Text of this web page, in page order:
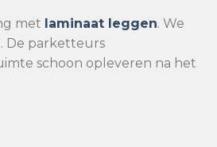
met laminaat leggen. We
De parketteurs
schoon opleveren na het